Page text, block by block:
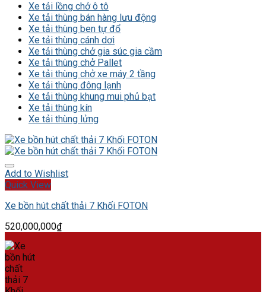
Xe tải lồng chở ô tô
Xe tải thùng bán hàng lưu động
Xe tải thùng ben tự đổ
Xe tải thùng cánh dơi
Xe tải thùng chở gia súc gia cầm
Xe tải thùng chở Pallet
Xe tải thùng chở xe máy 2 tầng
Xe tải thùng đông lạnh
Xe tải thùng khung mui phủ bạt
Xe tải thùng kín
Xe tải thùng lửng
Add to Wishlist
Quick View
Xe bồn hút chất thải 7 Khối FOTON
520,000,000₫